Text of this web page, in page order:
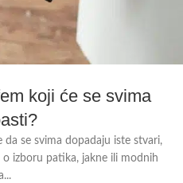
koji će se svima
da se svima dopadaju iste stvari,
izboru patika, jakne ili modnih